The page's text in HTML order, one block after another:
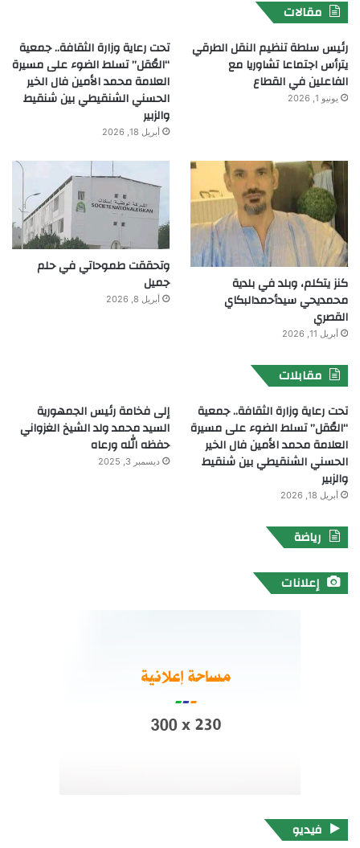
مقالات
رئيس سلطة تنظيم النقل الطرقي
يترأس اجتماعا تشاوريا مع
الفاعلين في القطاع
يونيو 1, 2026
تحت رعاية وزارة الثقافة.. جمعية
“العُقل” تسلط الضوء على مسيرة
العلامة محمد الأمين فال الخير
الحسني الشنقيطي بين شنقيط
والزبير
أبريل 18, 2026
كنز يتكلم، وبلد في بلدية
محمديحي سيدأحمدالبكاي
القصري
أبريل 11, 2026
وتحققت طموحاتي في حلم
جميل
أبريل 8, 2026
مقابلات
تحت رعاية وزارة الثقافة.. جمعية
“العُقل” تسلط الضوء على مسيرة
العلامة محمد الأمين فال الخير
الحسني الشنقيطي بين شنقيط
والزبير
أبريل 18, 2026
إلى فخامة رئيس الجمهورية
السيد محمد ولد الشيخ الغزواني
حفظه الله ورعاه
ديسمبر 3, 2025
رياضة
إعلانات
فيديو